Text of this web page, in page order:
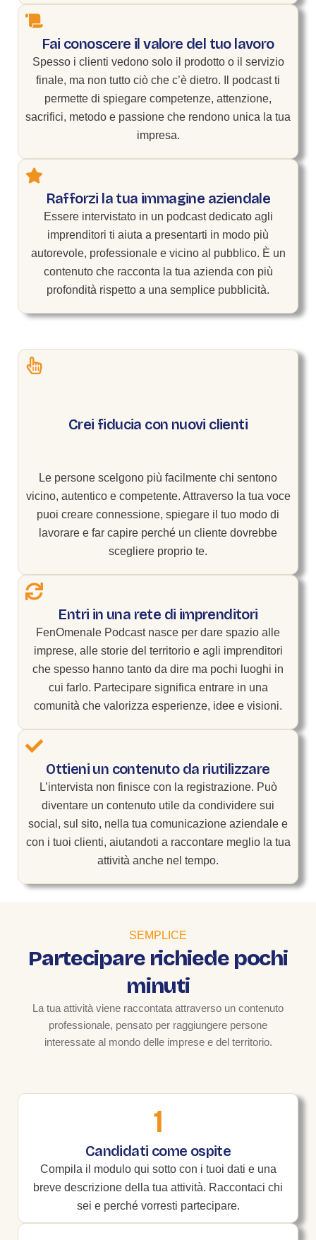
Fai conoscere il valore del tuo lavoro
Spesso i clienti vedono solo il prodotto o il servizio
finale, ma non tutto ciò che c’è dietro. Il podcast ti
permette di spiegare competenze, attenzione,
sacrifici, metodo e passione che rendono unica la tua
impresa.
Rafforzi la tua immagine aziendale
Essere intervistato in un podcast dedicato agli
imprenditori ti aiuta a presentarti in modo più
autorevole, professionale e vicino al pubblico. È un
contenuto che racconta la tua azienda con più
profondità rispetto a una semplice pubblicità.
Crei fiducia con nuovi clienti
Le persone scelgono più facilmente chi sentono
vicino, autentico e competente. Attraverso la tua voce
puoi creare connessione, spiegare il tuo modo di
lavorare e far capire perché un cliente dovrebbe
scegliere proprio te.
Entri in una rete di imprenditori
FenOmenale Podcast nasce per dare spazio alle
imprese, alle storie del territorio e agli imprenditori
che spesso hanno tanto da dire ma pochi luoghi in
cui farlo. Partecipare significa entrare in una
comunità che valorizza esperienze, idee e visioni.
Ottieni un contenuto da riutilizzare
L’intervista non finisce con la registrazione. Può
diventare un contenuto utile da condividere sui
social, sul sito, nella tua comunicazione aziendale e
con i tuoi clienti, aiutandoti a raccontare meglio la tua
attività anche nel tempo.
SEMPLICE
Partecipare richiede pochi
minuti
La tua attività viene raccontata attraverso un contenuto
professionale, pensato per raggiungere persone
interessate al mondo delle imprese e del territorio.
1
Candidati come ospite
Compila il modulo qui sotto con i tuoi dati e una
breve descrizione della tua attività. Raccontaci chi
sei e perché vorresti partecipare.